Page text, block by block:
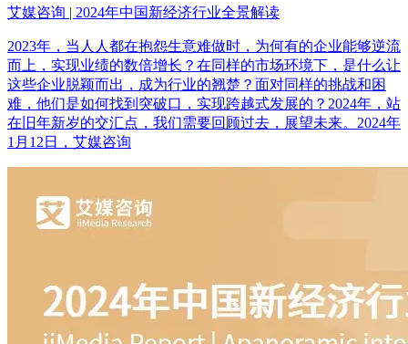
艾媒咨询 | 2024年中国新经济行业全景解读
2023年，当人人都在抱怨生意难做时，为何有的企业能够逆流
而上，实现业绩的数倍增长？在同样的市场环境下，是什么让
这些企业脱颖而出，成为行业的翘楚？面对同样的挑战和困
难，他们是如何找到突破口，实现跨越式发展的？2024年，站
在旧年新岁的交汇点，我们需要回顾过去，展望未来。2024年
1月12日，艾媒咨询